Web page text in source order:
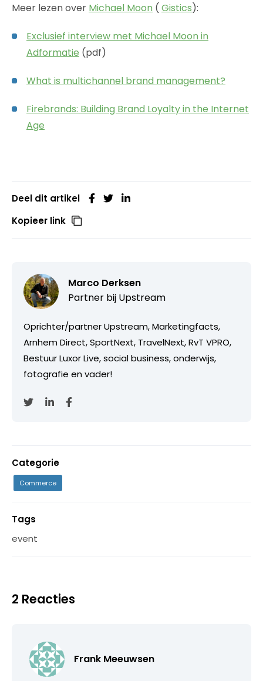
Meer lezen over Michael Moon ( Gistics):
Exclusief interview met Michael Moon in
Adformatie (pdf)
What is multichannel brand management?
Firebrands: Building Brand Loyalty in the Internet
Age
Deel dit artikel
Kopieer link
Marco Derksen
Partner bij Upstream
Oprichter/partner Upstream, Marketingfacts,
Arnhem Direct, SportNext, TravelNext, RvT VPRO,
Bestuur Luxor Live, social business, onderwijs,
fotografie en vader!
Categorie
Commerce
Tags
event
2 Reacties
Frank Meeuwsen